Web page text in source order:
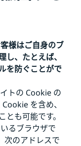
様はご自身のブ
し、たとえば、
を防ぐことがで
トの Cookie の
を含め、
も可能です。
るブラウザで
次のアドレスで